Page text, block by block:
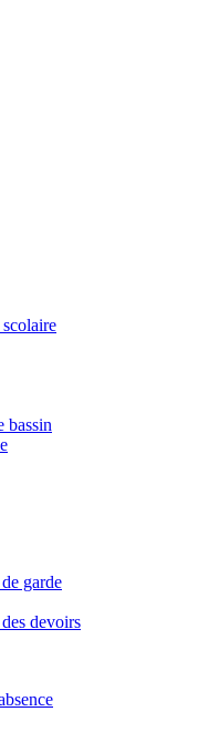
bassin
garde
devoirs